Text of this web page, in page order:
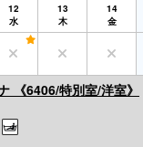
12
水
13
木
14
金
《6406/特別室/洋室》